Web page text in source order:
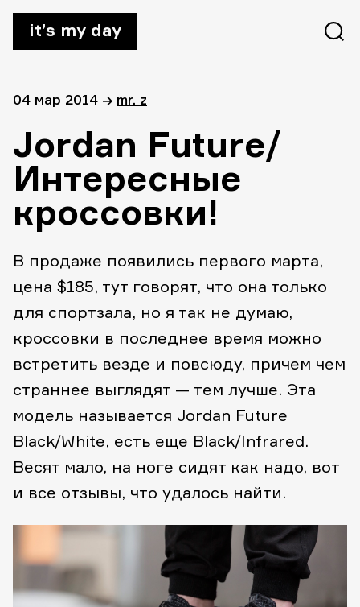
it’s my day
04 мар 2014 → mr. z
Jordan Future/
Интересные
кроссовки!
В продаже появились первого марта,
цена $185, тут говорят, что она только
для спортзала, но я так не думаю,
кроссовки в последнее время можно
встретить везде и повсюду, причем чем
страннее выглядят — тем лучше. Эта
модель называется Jordan Future
Black/White, есть еще Black/Infrared.
Весят мало, на ноге сидят как надо, вот
и все отзывы, что удалось найти.